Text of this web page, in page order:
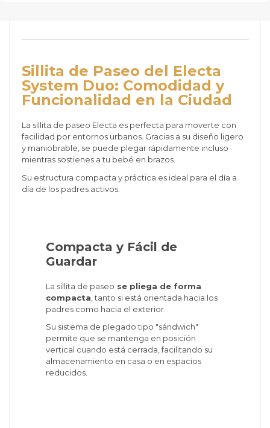
Sillita de Paseo del Electa
System Duo: Comodidad y
Funcionalidad en la Ciudad
La sillita de paseo Electa es perfecta para moverte con
facilidad por entornos urbanos. Gracias a su diseño ligero
y maniobrable, se puede plegar rápidamente incluso
mientras sostienes a tu bebé en brazos.
Su estructura compacta y práctica es ideal para el día a
día de los padres activos.
Compacta y Fácil de
Guardar
La sillita de paseo se pliega de forma
compacta , tanto si está orientada hacia los
padres como hacia el exterior.
Su sistema de plegado tipo "sándwich"
permite que se mantenga en posición
vertical cuando está cerrada, facilitando su
almacenamiento en casa o en espacios
reducidos.